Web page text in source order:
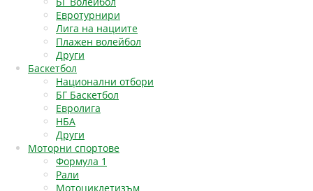
Евротурнири
Лига на нациите
Плажен волейбол
Други
Баскетбол
Национални отбори
БГ Баскетбол
Евролига
НБА
Други
Моторни спортове
Формула 1
Рали
Мотоциклетизъм